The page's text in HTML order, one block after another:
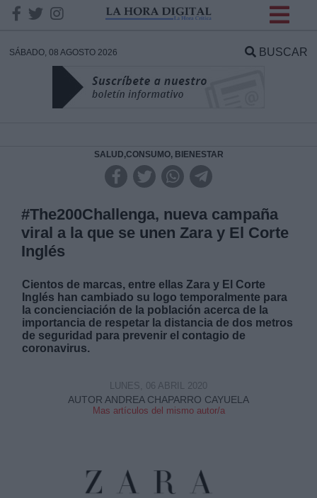
SÁBADO, 08 AGOSTO 2026 BUSCAR
SALUD,CONSUMO, BIENESTAR
#The200Challenga, nueva campaña
viral a la que se unen Zara y El Corte
Inglés
Cientos de marcas, entre ellas Zara y El Corte
Inglés han cambiado su logo temporalmente para
la concienciación de la población acerca de la
importancia de respetar la distancia de dos metros
de seguridad para prevenir el contagio de
coronavirus.
AUTOR ANDREA CHAPARRO CAYUELA
Mas artículos del mismo autor/a
LUNES, 06 ABRIL 2020
DATOS
Responsable:
Legitimación:
Destinatarios:
Información adicional